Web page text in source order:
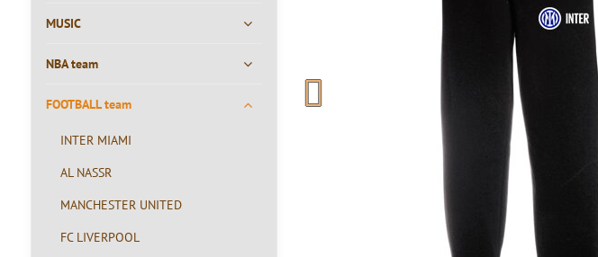
MUSIC
NBA team
FOOTBALL team
INTER MIAMI
AL NASSR
MANCHESTER UNITED
FC LIVERPOOL